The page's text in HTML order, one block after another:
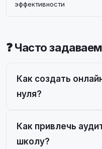
эффективности
❓ Часто
Как создать
нуля?
Как привлечь
школу?